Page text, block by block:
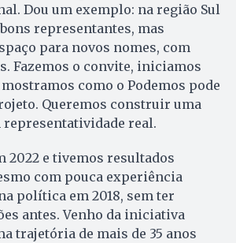
Dou um exemplo: na região Sul
representantes, mas
para novos nomes, com
Fazemos o convite, iniciamos
como o Podemos pode
Queremos construir uma
representatividade real.
2022 e tivemos resultados
com pouca experiência
política em 2018, sem ter
antes. Venho da iniciativa
trajetória de mais de 35 anos